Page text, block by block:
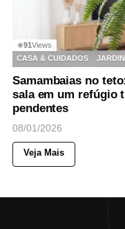
◉91Views
CASA & CUIDADOS
Samambaias no
sala em um refúgio
pendentes
08/01/2026
Veja Mais